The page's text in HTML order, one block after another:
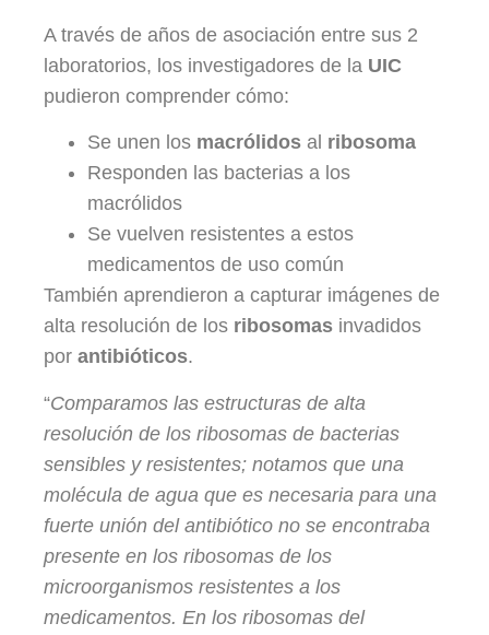
A través de años de asociación entre sus 2
laboratorios, los investigadores de la UIC
pudieron comprender cómo:
Se unen los macrólidos al ribosoma
Responden las bacterias a los
macrólidos
Se vuelven resistentes a estos
medicamentos de uso común
También aprendieron a capturar imágenes de
alta resolución de los ribosomas invadidos
por antibióticos.
“Comparamos las estructuras de alta
resolución de los ribosomas de bacterias
sensibles y resistentes; notamos que una
molécula de agua que es necesaria para una
fuerte unión del antibiótico no se encontraba
presente en los ribosomas de los
microorganismos resistentes a los
medicamentos. En los ribosomas del